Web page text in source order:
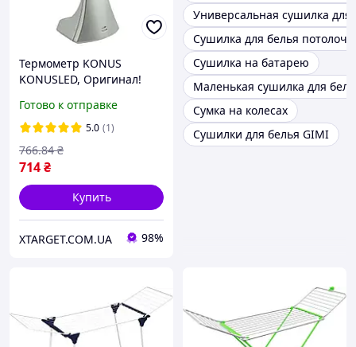
Термометр KONUS
KONUSLED, Оригинал!
Готово к отправке
5.0 (1)
714₴
766.84 ₴
Купить
XTARGET.COM.UA 98%
Универсальная сушилка для
Сушилка для белья
Сушилка на батарею
Маленькая сушилка для
Сумка на колесах
Сушилки для белья GIMI